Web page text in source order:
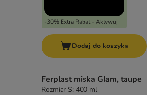
-30% Extra Rabat - Aktywuj
Dodaj do koszyka
Ferplast miska Glam, taupe
Rozmiar S: 400 ml